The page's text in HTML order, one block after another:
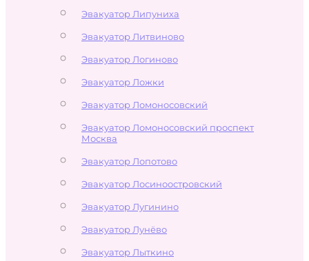
Эвакуатор Липуниха
Эвакуатор Литвиново
Эвакуатор Логиново
Эвакуатор Ложки
Эвакуатор Ломоносовский
Эвакуатор Ломоносовский проспект
Москва
Эвакуатор Лопотово
Эвакуатор Лосиноостровский
Эвакуатор Лугинино
Эвакуатор Лунёво
Эвакуатор Лыткино